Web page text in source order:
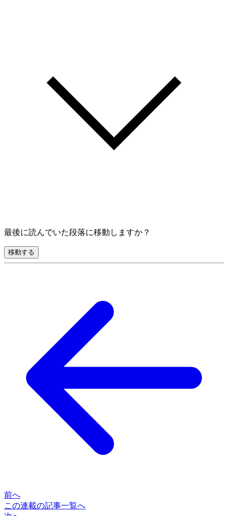
最後に読んでいた段落に移動しますか？
移動する
前へ
この連載の記事一覧へ